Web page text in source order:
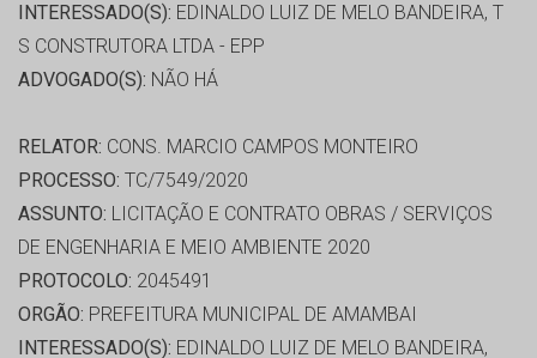
INTERESSADO(S): EDINALDO LUIZ DE MELO BANDEIRA, T
S CONSTRUTORA LTDA - EPP
ADVOGADO(S): NÃO HÁ
RELATOR: CONS. MARCIO CAMPOS MONTEIRO
PROCESSO: TC/7549/2020
ASSUNTO: LICITAÇÃO E CONTRATO OBRAS / SERVIÇOS
DE ENGENHARIA E MEIO AMBIENTE 2020
PROTOCOLO: 2045491
ORGÃO: PREFEITURA MUNICIPAL DE AMAMBAI
INTERESSADO(S): EDINALDO LUIZ DE MELO BANDEIRA,